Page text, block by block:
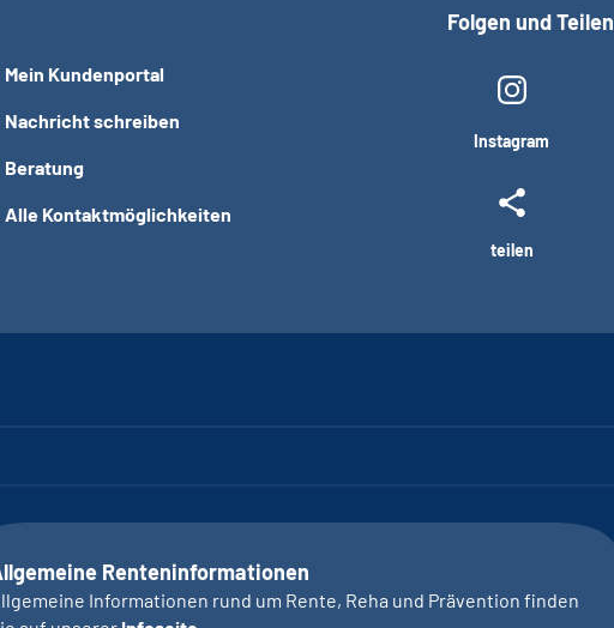
Mein Kundenportal
Nachricht schreiben
Beratung
Alle Kontaktmöglichkeiten
Folgen und Teilen
Instagram
teilen
Renteninformationen
Informationen rund um Rente, Reha und Prävention finden